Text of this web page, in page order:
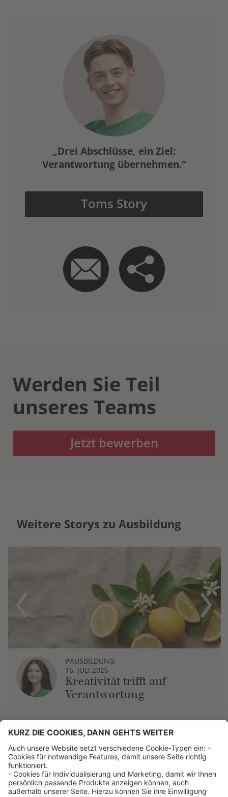
Drei Abschlüsse, ein Ziel:
Verantwortung übernehmen.
Toms Story
Werden Sie Teil
unseres Teams
Jetzt bewerben
Weitere Storys zu Ausbildung
Previous
#AUSBILDUNG
16. JULI 2026
Kreativität trifft auf
Verantwortung
Next